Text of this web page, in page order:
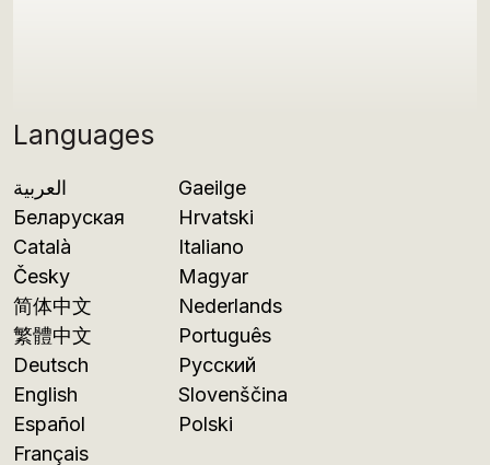
Languages
العربية
Беларуская
Català
Česky
简体中文
繁體中文
Deutsch
English
Español
Français
Gaeilge
Hrvatski
Italiano
Magyar
Nederlands
Português
Русский
Slovenščina
Polski